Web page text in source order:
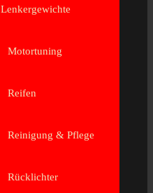
Lenkergewichte
Motortuning
Reifen
Reinigung & Pflege
Rücklichter